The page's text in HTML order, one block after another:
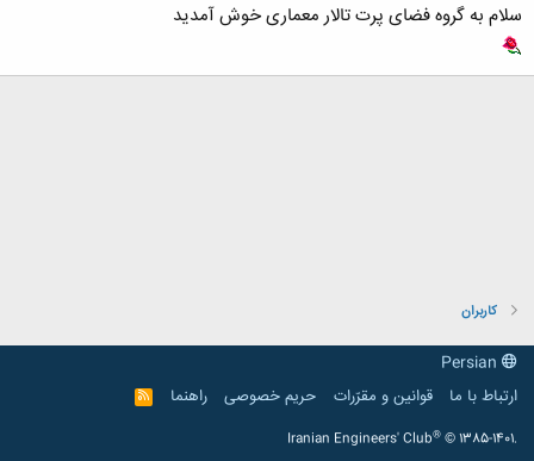
سلام به گروه فضای پرت تالار معماری خوش آمدید
کاربران
ارتباط با ما
قوانین و مقرّرات حریم خصوصی راهنما
R
S
Iranian Engineers' Club® © 1385-1401.